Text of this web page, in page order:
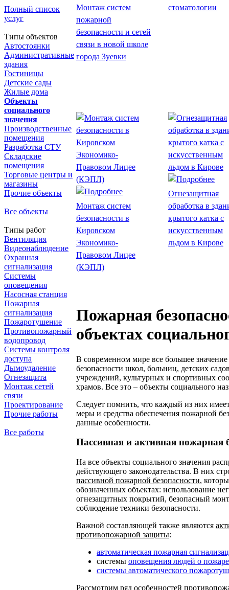
Полный список
услуг
Типы объектов
Автостоянки
Административные
здания
Гостиницы
Детские сады
Жилые дома
Объекты
социального
значения
Производственные
помещения
Разработка СТУ
Складские
помещения
Торговые центры и
магазины
Прочие объекты
Все объекты
Типы работ
Вентиляция
Видеонаблюдение
Охранная
сигнализация
Системы
оповещения
Насосная станция
Пожарная
сигнализация
Пожаротушение
Противопожарный
водопровод
Системы контроля
доступа
Дымоудаление
Огнезащита
Монтаж сетей
связи
Проектирование
Прочие работы
Все работы
Монтаж систем
пожарной
безопасности и сетей
связи в новой школе
города Зуевки
стоматологии
Монтаж систем
безопасности в
Кировском
Экономико-
Правовом Лицее
(КЭПЛ)
Огнезащитная
обработка в
крытого катка с
искусственным
льдом в Кирове
Пожарная
объектах
В современном мире все большее
безопасности школ, больниц, детских
учреждений, культурных и спортивных
храмов. Все это – объекты социального
Следует помнить, что каждый из них
меры и средства обеспечения пожарной
данные особенности.
Пассивная и активная пожарная
На все объекты социального значения
действующего законодательства. В них
пассивной пожарной безопасности,
обозначенных объектах: использование
огнезащитных покрытий, безопасный
соблюдение техники безопасности.
Важной составляющей также являются
противопожарной защиты:
автоматическая пожарная
системы оповещения людей о пожаре
системы автоматического
Рассмотрим ряд особенностей